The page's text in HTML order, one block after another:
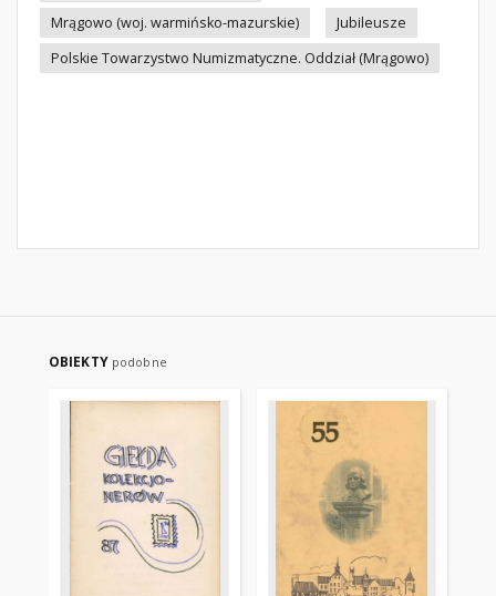
Mrągowo (woj. warmińsko-mazurskie)
Jubileusze
Polskie Towarzystwo Numizmatyczne. Oddział (Mrągowo)
OBIEKTY podobne